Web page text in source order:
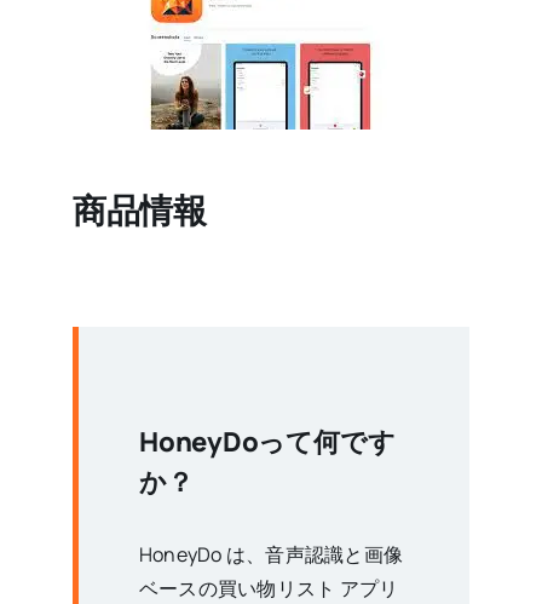
商品情報
HoneyDoって何です
か？
HoneyDo は、音声認識と画像
ベースの買い物リスト アプリ